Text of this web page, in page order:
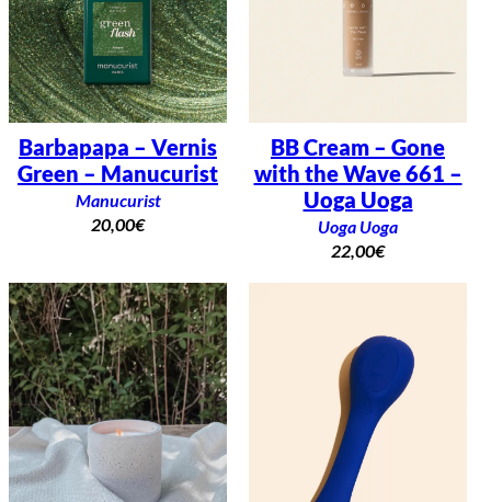
Barbapapa – Vernis
Green – Manucurist
Manucurist
20,00€
BB Cream – Gone
with the Wave 661 –
Uoga Uoga
Uoga Uoga
22,00€